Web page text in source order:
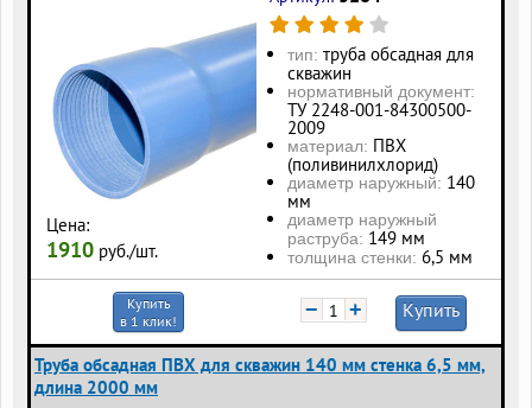
Цена:
1910 руб./шт.
тип: труба обсадная для
скважин
нормативный документ:
ТУ 2248-001-84300500-
2009
материал: ПВХ
(поливинилхлорид)
диаметр наружный: 140
мм
диаметр наружный
раструба: 149 мм
толщина стенки: 6,5 мм
Купить
в 1 клик!
− + Купить
Труба обсадная ПВХ для скважин 140 мм стенка 6,5 мм,
длина 2000 мм